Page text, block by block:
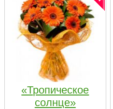
«Тропическое
солнце»